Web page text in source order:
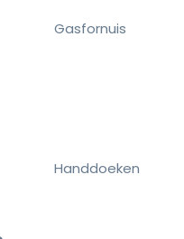
Gasfornuis
Handdoeken